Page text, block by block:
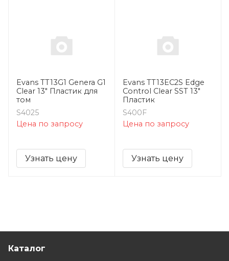
Evans TT13G1 Genera G1
Clear 13" Пластик для
том
S4025
Цена по запросу
Узнать цену
Evans TT13EC2S Edge
Control Clear SST 13"
Пластик
S400F
Цена по запросу
Узнать цену
Каталог